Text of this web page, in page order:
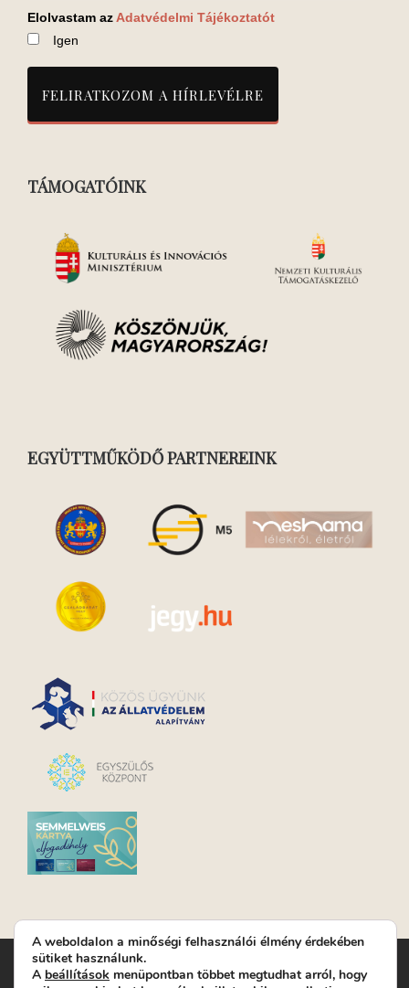
Elolvastam azAdatvédelmi Tájékoztatót
Igen
TÁMOGATÓINK
EGYÜTTMŰKÖDŐ PARTNEREINK
Turay Ida Színház Közhasznú Nonprofit Kft. | Működési
helyszín: Turay Ida Színház 1089 Budapest, Kálvária tér 6. |
A weboldalon a minőségi felhasználói élmény érdekében
sütiket használunk.
A beállítások menüpontban többet megtudhat arról, hogy